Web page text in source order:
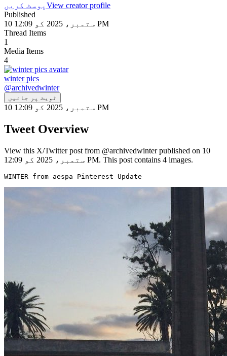
پوسٹ کریں View creator profile
Published
10 ستمبر، 2025 کو 12:09 PM
Thread Items
1
Media Items
4
winter pics
@archivedwinter
ٹویٹ پر جائیں
10 ستمبر، 2025 کو 12:09 PM
Tweet Overview
View this X/Twitter post from @archivedwinter published on 10
ستمبر، 2025 کو 12:09 PM. This post contains 4 images.
WINTER from aespa Pinterest Update